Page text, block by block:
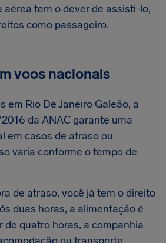
aérea tem o dever de assisti-lo,
como passageiro.
voos nacionais
em Rio De Janeiro Galeão, a
da ANAC garante uma
em casos de atraso ou
varia conforme o tempo de
de atraso, você já tem o direito
duas horas, a alimentação é
de quatro horas, a companhia